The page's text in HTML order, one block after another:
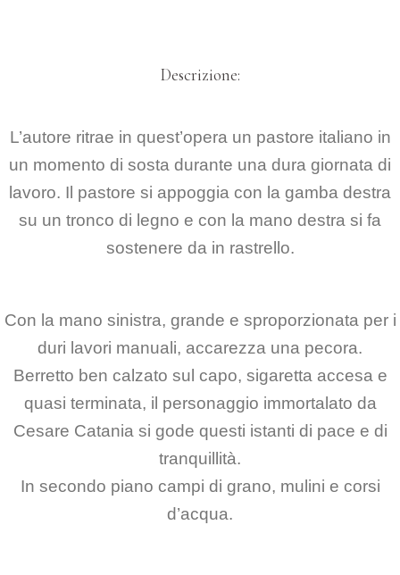
Descrizione:
L’autore ritrae in quest’opera un pastore italiano in
un momento di sosta durante una dura giornata di
lavoro. Il pastore si appoggia con la gamba destra
su un tronco di legno e con la mano destra si fa
sostenere da in rastrello.
Con la mano sinistra, grande e sproporzionata per i
duri lavori manuali, accarezza una pecora.
Berretto ben calzato sul capo, sigaretta accesa e
quasi terminata, il personaggio immortalato da
Cesare Catania si gode questi istanti di pace e di
tranquillità.
In secondo piano campi di grano, mulini e corsi
d’acqua.